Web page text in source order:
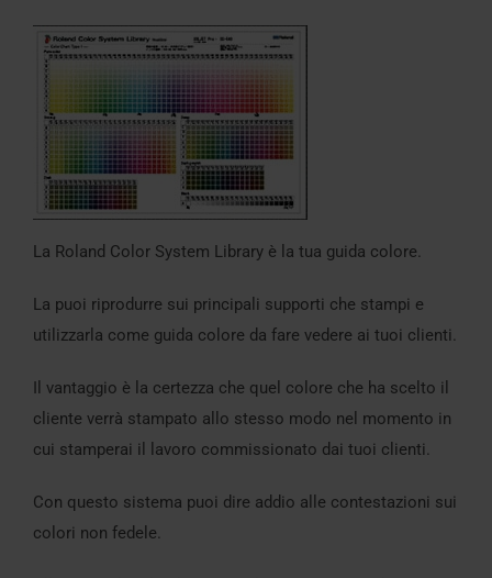
La Roland Color System Library è la tua guida colore.
La puoi riprodurre sui principali supporti che stampi e
utilizzarla come guida colore da fare vedere ai tuoi clienti.
Il vantaggio è la certezza che quel colore che ha scelto il
cliente verrà stampato allo stesso modo nel momento in
cui stamperai il lavoro commissionato dai tuoi clienti.
Con questo sistema puoi dire addio alle contestazioni sui
colori non fedele.